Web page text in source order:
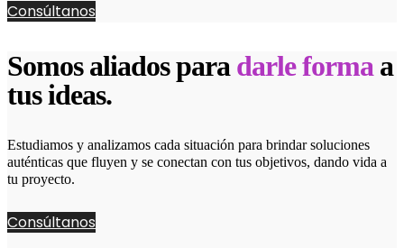
Consúltanos
Somos aliados para darle forma a
tus ideas.
Estudiamos y analizamos cada situación para brindar soluciones
auténticas que fluyen y se conectan con tus objetivos, dando vida a
tu proyecto.
Consúltanos